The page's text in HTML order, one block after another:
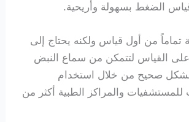
الضغط بسهولة وأريحية.
تماماً من أول قياس ولكنه يحتاج إلى
القياس لتتمكن من سماع النبض
صحيح من خلال استخدام
والمراكز الطبية أكثر من